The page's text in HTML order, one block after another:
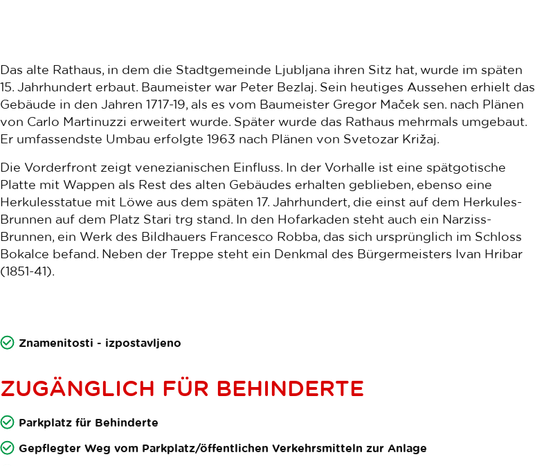
Das alte Rathaus, in dem die Stadtgemeinde Ljubljana ihren Sitz hat, wurde im späten
15. Jahrhundert erbaut. Baumeister war Peter Bezlaj. Sein heutiges Aussehen erhielt das
Gebäude in den Jahren 1717-19, als es vom Baumeister Gregor Maček sen. nach Plänen
von Carlo Martinuzzi erweitert wurde. Später wurde das Rathaus mehrmals umgebaut.
Er umfassendste Umbau erfolgte 1963 nach Plänen von Svetozar Križaj.
Die Vorderfront zeigt venezianischen Einfluss. In der Vorhalle ist eine spätgotische
Platte mit Wappen als Rest des alten Gebäudes erhalten geblieben, ebenso eine
Herkulesstatue mit Löwe aus dem späten 17. Jahrhundert, die einst auf dem Herkules-
Brunnen auf dem Platz Stari trg stand. In den Hofarkaden steht auch ein Narziss-
Brunnen, ein Werk des Bildhauers Francesco Robba, das sich ursprünglich im Schloss
Bokalce befand. Neben der Treppe steht ein Denkmal des Bürgermeisters Ivan Hribar
(1851-41).
Znamenitosti - izpostavljeno
ZUGÄNGLICH FÜR BEHINDERTE
Parkplatz für Behinderte
Gepflegter Weg vom Parkplatz/öffentlichen Verkehrsmitteln zur Anlage